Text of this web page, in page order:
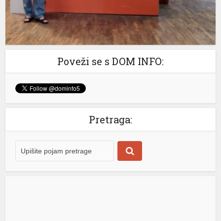
vrijednostima. „Drago mi je da se mi iz […] [...]
Poveži se s DOM INFO:
Pretraga: